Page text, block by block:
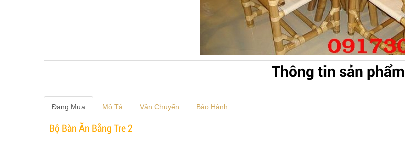
Thông tin sản phẩm
Đang Mua Mô Tả Vận Chuyển Bảo Hành
Bộ Bàn Ăn Bằng Tre 2